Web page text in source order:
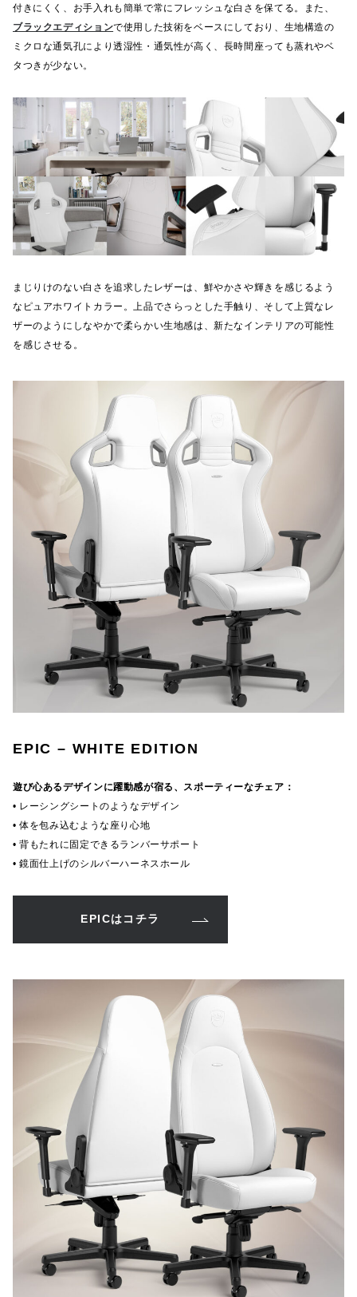
付きにくく、お手入れも簡単で常にフレッシュな白さを保てる。また、
ブラックエディションで使用した技術をベースにしており、生地構造の
ミクロな通気孔により透湿性・通気性が高く、長時間座っても蒸れやベ
タつきが少ない。
まじりけのない白さを追求したレザーは、鮮やかさや輝きを感じるよう
なピュアホワイトカラー。上品でさらっとした手触り、そして上質なレ
ザーのようにしなやかで柔らかい生地感は、新たなインテリアの可能性
を感じさせる。
EPIC – WHITE EDITION
遊び心あるデザインに躍動感が宿る、スポーティーなチェア：
• レーシングシートのようなデザイン
• 体を包み込むような座り心地
• 背もたれに固定できるランバーサポート
• 鏡面仕上げのシルバーハーネスホール
EPICはコチラ